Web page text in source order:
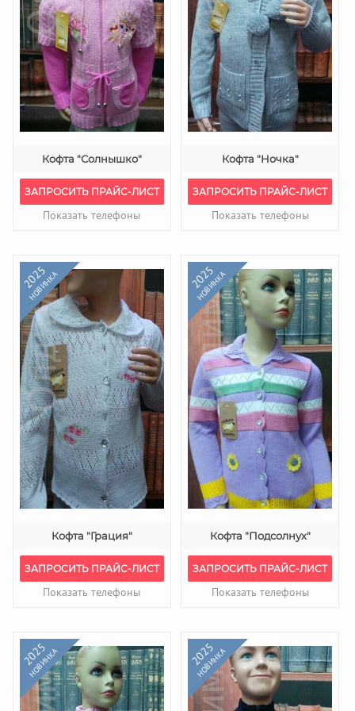
Кофта "Солнышко"
ЗАПРОСИТЬ ПРАЙС-ЛИСТ
Показать телефоны
Кофта "Ночка"
ЗАПРОСИТЬ ПРАЙС-ЛИСТ
Показать телефоны
2025
НОВИНКА
Кофта "Грация"
ЗАПРОСИТЬ ПРАЙС-ЛИСТ
Показать телефоны
2025
НОВИНКА
Кофта "Подсолнух"
ЗАПРОСИТЬ ПРАЙС-ЛИСТ
Показать телефоны
2025
НОВИНКА 2025
НОВИНКА